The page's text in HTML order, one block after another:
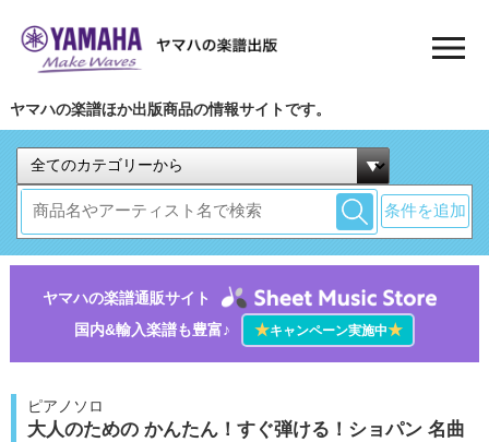
ヤマハの楽譜ほか出版商品の情報サイトです。
条件を追加
ヤマハの楽譜通販サイト
国内&輸入楽譜も豊富♪
★キャンペーン実施中★
ピアノソロ
大人のための かんたん！すぐ弾ける！ショパン 名曲